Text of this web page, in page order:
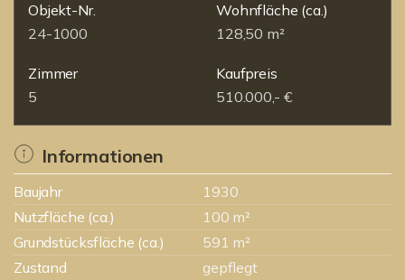
Objekt-Nr.
24-1000
Wohnfläche (ca.)
128,50 m²
Zimmer
5
Kaufpreis
510.000,- €
Informationen
Baujahr
1930
Nutzfläche (ca.)
100 m²
Grundstücksfläche (ca.)
591 m²
Zustand
gepflegt